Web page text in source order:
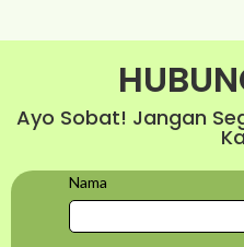
Ayo Sobat! Jangan
Nama